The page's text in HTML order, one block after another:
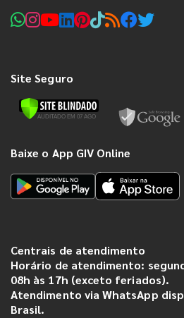
Site Seguro
Baixe o App GIV Online
Centrais de atendimento
Horário de atendimento:
08h às 17h (exceto feriados).
Atendimento via WhatsApp
Brasil.